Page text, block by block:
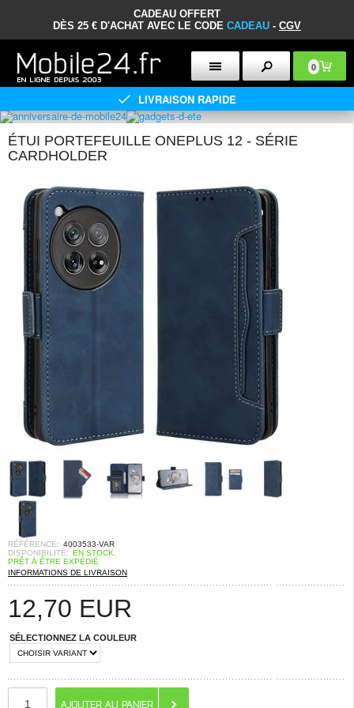
CADEAU OFFERT
DÈS 25 € D'ACHAT AVEC LE CODE CADEAU - CGV
0
LIVRAISON RAPIDE
ÉTUI PORTEFEUILLE ONEPLUS 12 - SÉRIE
CARDHOLDER
RÉFÉRENCE: 4003533-VAR
DISPONIBILITÉ: EN STOCK.
PRÊT À ÊTRE EXPÉDIÉ
INFORMATIONS DE LIVRAISON
12,70 EUR
SÉLECTIONNEZ LA COULEUR